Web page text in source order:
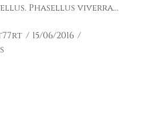
Phasellus viverra
15/06/2016